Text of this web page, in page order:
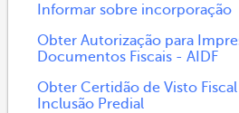
Informar sobre incorporação
Obter Autorização para
Documentos Fiscais - AIDF
Obter Certidão de Visto
Inclusão Predial